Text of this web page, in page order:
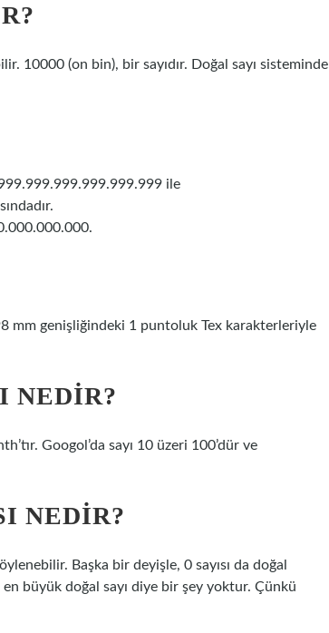
10000 (on bin), bir sayıdır. Doğal sayı sisteminde
ile
mm genişliğindeki 1 puntoluk Tex karakterleriyle
NEDIR?
Googol’da sayı 10 üzeri 100’dür ve
NEDIR?
Başka bir deyişle, 0 sayısı da doğal
büyük doğal sayı diye bir şey yoktur. Çünkü